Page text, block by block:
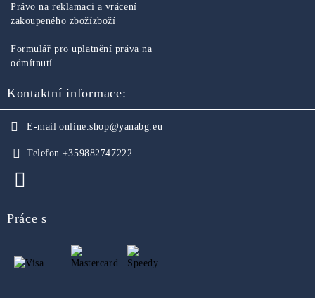
Právo na reklamaci a vrácení
zakoupeného zbožízboží
Formulář pro uplatnění práva na
odmítnutí
Kontaktní informace:
E-mail online.shop@yanabg.eu
Telefon +359882747222
Práce s